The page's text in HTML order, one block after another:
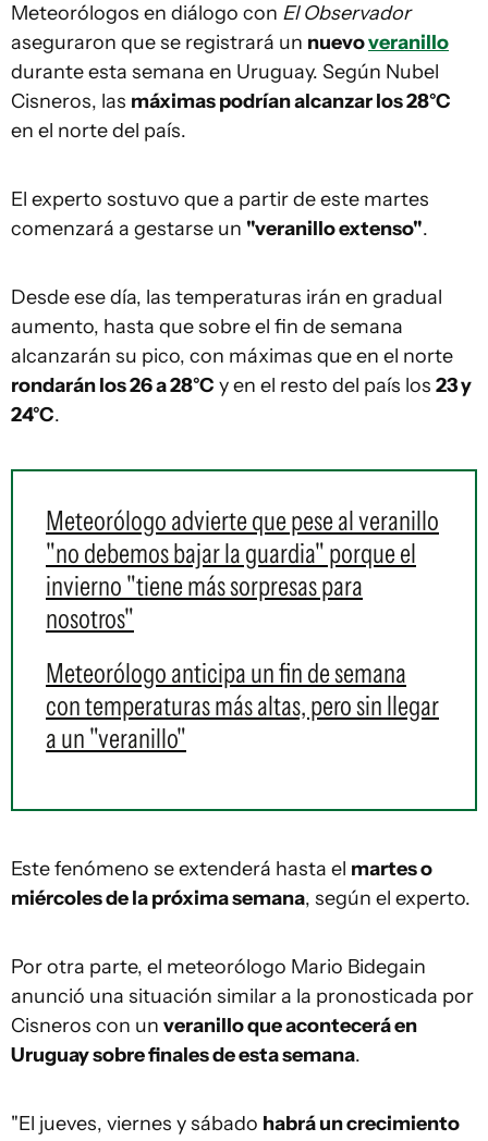
Meteorólogos en diálogo con El Observador
aseguraron que se registrará un nuevoveranillo
durante esta semana en Uruguay. Según Nubel
Cisneros, las máximas podrían alcanzar los 28°C
en el norte del país.
El experto sostuvo que a partir de este martes
comenzará a gestarse un "veranillo extenso".
Desde ese día, las temperaturas irán en gradual
aumento, hasta que sobre el fin de semana
alcanzarán su pico, con máximas que en el norte
rondarán los 26 a 28°C y en el resto del país los 23 y
24°C.
Meteorólogo advierte que pese al veranillo
"no debemos bajar la guardia" porque el
invierno "tiene más sorpresas para
nosotros"
Meteorólogo anticipa un fin de semana
con temperaturas más altas, pero sin llegar
a un "veranillo"
Este fenómeno se extenderá hasta el martes o
miércoles de la próxima semana, según el experto.
Por otra parte, el meteorólogo Mario Bidegain
anunció una situación similar a la pronosticada por
Cisneros con un veranillo que acontecerá en
Uruguay sobre finales de esta semana.
"El jueves, viernes y sábado habrá un crecimiento